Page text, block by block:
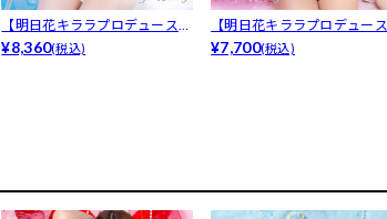
【明日花キララプロデュース/
WhipB...
¥8,360(税込)
【明日花キララプロデュース/
WhipB...
¥7,700(税込)